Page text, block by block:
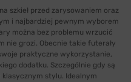
szkieł przed zarysowaniem oraz
i najbardziej pewnym wyborem
można bez problemu wrzucić
nie grozi. Obecnie takie futerały
praktyczne wykorzystanie,
dodatku. Szczególnie gdy są
stylu. Idealnym